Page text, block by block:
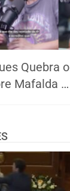
Quebra o
Mafalda …